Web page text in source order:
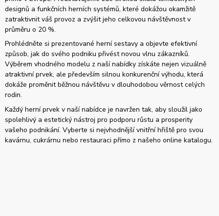
designů a funkčních herních systémů, které dokážou okamžitě
zatraktivnit váš provoz a zvýšit jeho celkovou návštěvnost v
průměru o 20 %.
Prohlédněte si prezentované herní sestavy a objevte efektivní
způsob, jak do svého podniku přivést novou vlnu zákazníků.
Výběrem vhodného modelu z naší nabídky získáte nejen vizuálně
atraktivní prvek, ale především silnou konkurenční výhodu, která
dokáže proměnit běžnou návštěvu v dlouhodobou věrnost celých
rodin.
Každý herní prvek v naší nabídce je navržen tak, aby sloužil jako
spolehlivý a estetický nástroj pro podporu růstu a prosperity
vašeho podnikání. Vyberte si nejvhodnější vnitřní hřiště pro svou
kavárnu, cukrárnu nebo restauraci přímo z našeho online katalogu.